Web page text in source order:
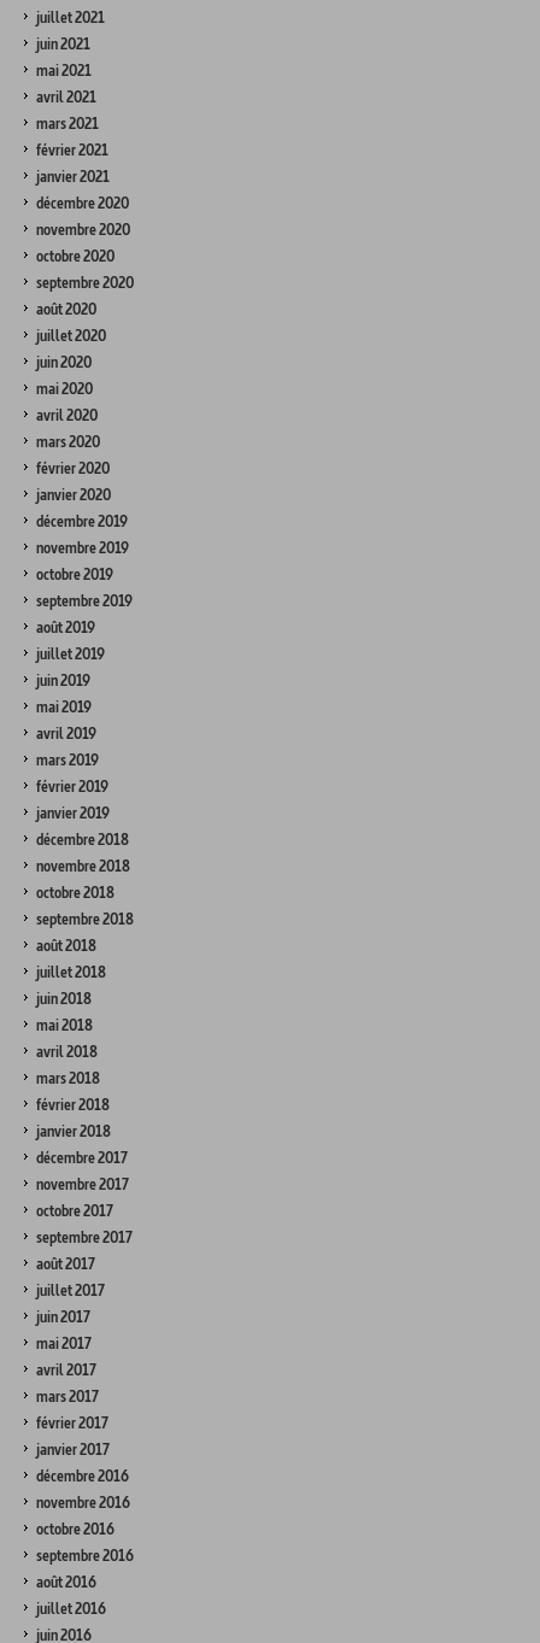
juillet 2021
juin 2021
mai 2021
avril 2021
mars 2021
février 2021
janvier 2021
décembre 2020
novembre 2020
octobre 2020
septembre 2020
août 2020
juillet 2020
juin 2020
mai 2020
avril 2020
mars 2020
février 2020
janvier 2020
décembre 2019
novembre 2019
octobre 2019
septembre 2019
août 2019
juillet 2019
juin 2019
mai 2019
avril 2019
mars 2019
février 2019
janvier 2019
décembre 2018
novembre 2018
octobre 2018
septembre 2018
août 2018
juillet 2018
juin 2018
mai 2018
avril 2018
mars 2018
février 2018
janvier 2018
décembre 2017
novembre 2017
octobre 2017
septembre 2017
août 2017
juillet 2017
juin 2017
mai 2017
avril 2017
mars 2017
février 2017
janvier 2017
décembre 2016
novembre 2016
octobre 2016
septembre 2016
août 2016
juillet 2016
juin 2016